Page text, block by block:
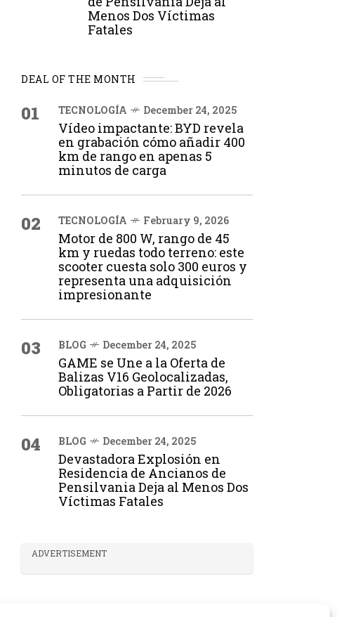
Menos Dos Víctimas
Fatales
DEAL OF THE MONTH
01 TECNOLOGÍA December 24, 2025
Vídeo impactante: BYD revela
en grabación cómo añadir 400
km de rango en apenas 5
minutos de carga
02 TECNOLOGÍA February 9, 2026
Motor de 800 W, rango de 45
km y ruedas todo terreno: este
scooter cuesta solo 300 euros y
representa una adquisición
impresionante
03 BLOG December 24, 2025
GAME se Une a la Oferta de
Balizas V16 Geolocalizadas,
Obligatorias a Partir de 2026
04 BLOG December 24, 2025
Devastadora Explosión en
Residencia de Ancianos de
Pensilvania Deja al Menos Dos
Víctimas Fatales
ADVERTISEMENT